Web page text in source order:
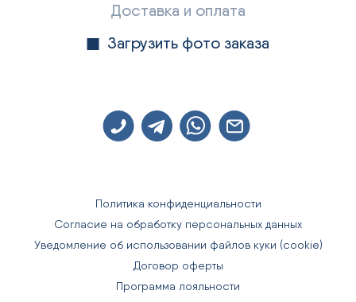
Загрузить фото заказа
Доставка и оплата
Политика конфиденциальности
Согласие на обработку персональных данных
Уведомление об использовании файлов куки (cookie)
Договор оферты
Программа лояльности